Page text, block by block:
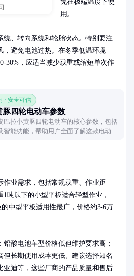
免在极端温度下使
用。
统、转向系统和轮胎状态。特别要注
，避免电池过热。在冬季低温环境
30%，应适当减少载重或缩短单次作
· 安全可信
豚四轮电动车参数
巴拉小黄豚四轮电动车的核心参数，包括
智能功能，帮助用户全面了解这款电动车
作业需求，包括常规载重、作业距
吨以下的小型平板适合轻型作业，
中型平板适用性最广，价格约3-6万
铅酸电池车型价格低但维护要求高；
但长期使用成本更低。建议选择知名
亚迪等，这些厂商的产品质量和售后